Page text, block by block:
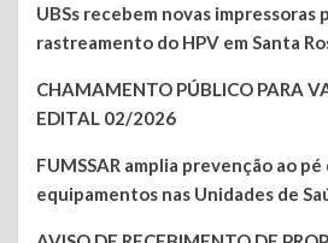
UBSs recebem novas impressoras
rastreamento do HPV em Santa
CHAMAMENTO PÚBLICO PARA
EDITAL 02/2026
FUMSSAR amplia prevenção ao
equipamentos nas Unidades de